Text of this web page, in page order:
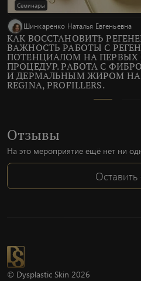
Семинары
Шинкаренко Наталья Евгеньевна
КАК ВОССТАНОВИТЬ
ВАЖНОСТЬ РАБОТЫ С
ПОТЕНЦИАЛОМ НА ПЕРВЫХ
ПРОЦЕДУР. РАБОТА С
И ДЕРМАЛЬНЫМ ЖИРОМ НА
REGINA, PROFILLERS.
Отзывы
На это мероприятие ещё нет ни
Оставить
© Dysplastic Skin 2026